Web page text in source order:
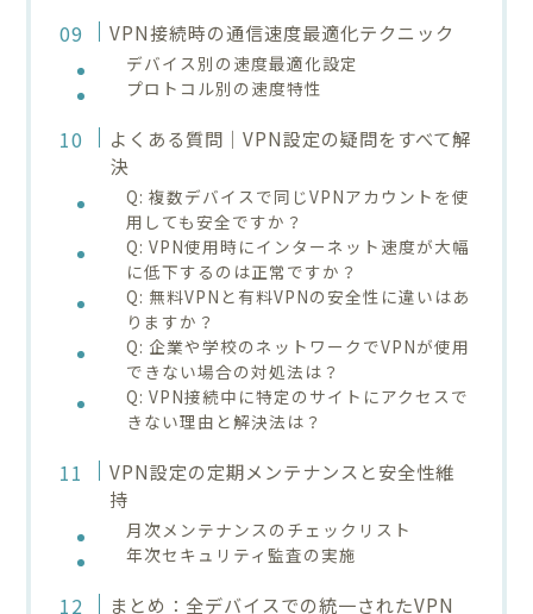
VPN接続時の通信速度最適化テクニック
デバイス別の速度最適化設定
プロトコル別の速度特性
よくある質問｜VPN設定の疑問をすべて解
決
Q: 複数デバイスで同じVPNアカウントを使
用しても安全ですか？
Q: VPN使用時にインターネット速度が大幅
に低下するのは正常ですか？
Q: 無料VPNと有料VPNの安全性に違いはあ
りますか？
Q: 企業や学校のネットワークでVPNが使用
できない場合の対処法は？
Q: VPN接続中に特定のサイトにアクセスで
きない理由と解決法は？
VPN設定の定期メンテナンスと安全性維
持
月次メンテナンスのチェックリスト
年次セキュリティ監査の実施
まとめ：全デバイスでの統一されたVPN